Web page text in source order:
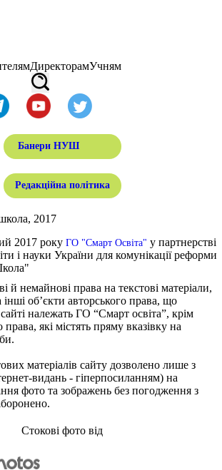
ДиректорамУчням
Банери НУШ
Редакційна політика
2017
2017 року ГО "Смарт Освіта" у партнерстві
і науки України для комунікації реформи
й немайнові права на текстові матеріали,
об’єкти авторського права, що
належать ГО “Смарт освіта”, крім
права, які містять пряму вказівку на
матеріалів сайту дозволено лише з
видань - гіперпосиланням) на
фото та зображень без погодження з
Стокові фото від